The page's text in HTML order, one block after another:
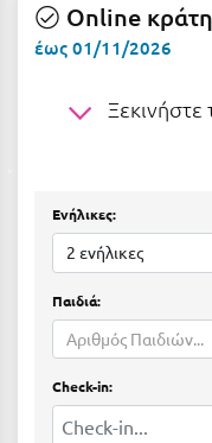
Ηράκλειο
Ιθάκη
Online
έως 01/11/2026
Ενήλικες:
2 ενήλικες
Παιδιά:
Αριθμός Παιδιών...
Check-in: